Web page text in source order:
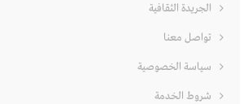
الجريدة الثقافية
تواصل معنا
سياسة الخصوصية
شروط الخدمة